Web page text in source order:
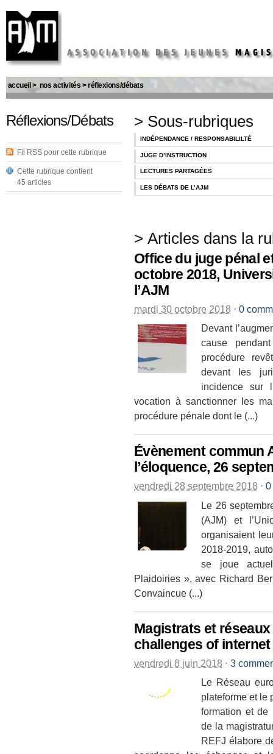
accueil > nos activités >réflexions/débats
Réflexions/Débats
Fil RSS pour cette rubrique
Cette rubrique contient
45 articles
> Sous-rubriques
INDÉPENDANCE / RESPONSABILILTÉ
JUGE D’INSTRUCTION
LECTURES PARTAGÉES
LES DÉBATS DE L’AJM
> Articles dans la
Office du juge pénal
octobre 2018,
l’AJM
mardi 30 octobre 2018 ⋅ 0
Devant
cause
procédure
devant les
incidence sur
vocation à sanctionner les
procédure pénale dont le (...)
Évènement commun
l’éloquence, 26
vendredi 28 septembre 2018 ⋅ 0
Le 26
(AJM) et
organisaient
2018-2019,
se joue
Plaidoiries », avec Richard
Convaincue (...)
Magistrats et
challenges of
vendredi 8 juin 2018 ⋅ 3
Le Réseau
plateforme et le
formation et de
de la
REFJ élabore